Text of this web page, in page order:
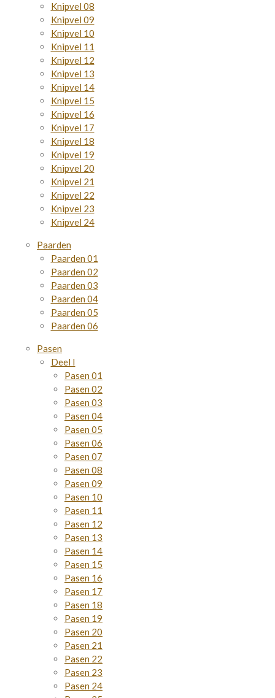
Knipvel 08
Knipvel 09
Knipvel 10
Knipvel 11
Knipvel 12
Knipvel 13
Knipvel 14
Knipvel 15
Knipvel 16
Knipvel 17
Knipvel 18
Knipvel 19
Knipvel 20
Knipvel 21
Knipvel 22
Knipvel 23
Knipvel 24
Paarden
Paarden 01
Paarden 02
Paarden 03
Paarden 04
Paarden 05
Paarden 06
Pasen
Deel I
Pasen 01
Pasen 02
Pasen 03
Pasen 04
Pasen 05
Pasen 06
Pasen 07
Pasen 08
Pasen 09
Pasen 10
Pasen 11
Pasen 12
Pasen 13
Pasen 14
Pasen 15
Pasen 16
Pasen 17
Pasen 18
Pasen 19
Pasen 20
Pasen 21
Pasen 22
Pasen 23
Pasen 24